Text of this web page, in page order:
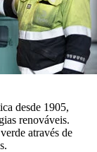
desde 1905,
renováveis.
através de